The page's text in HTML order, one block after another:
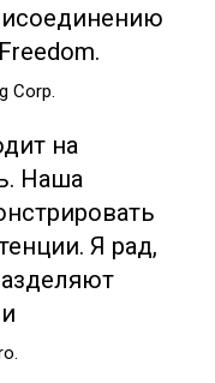
Corp.
на
Наша
Я рад,